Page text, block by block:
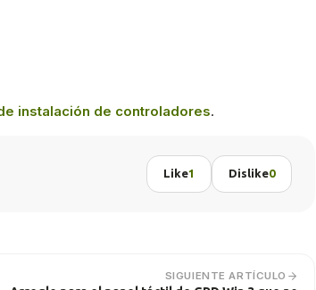
instalación de controladores.
Like1 Dislike0
SIGUIENTE ARTÍCULO